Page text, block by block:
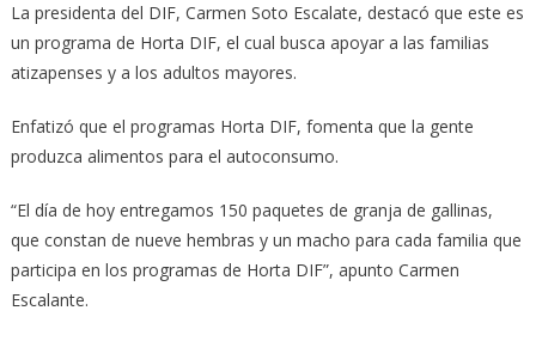
La presidenta del DIF, Carmen Soto Escalate, destacó que este es
un programa de Horta DIF, el cual busca apoyar a las familias
atizapenses y a los adultos mayores.
Enfatizó que el programas Horta DIF, fomenta que la gente
produzca alimentos para el autoconsumo.
“El día de hoy entregamos 150 paquetes de granja de gallinas,
que constan de nueve hembras y un macho para cada familia que
participa en los programas de Horta DIF”, apunto Carmen
Escalante.